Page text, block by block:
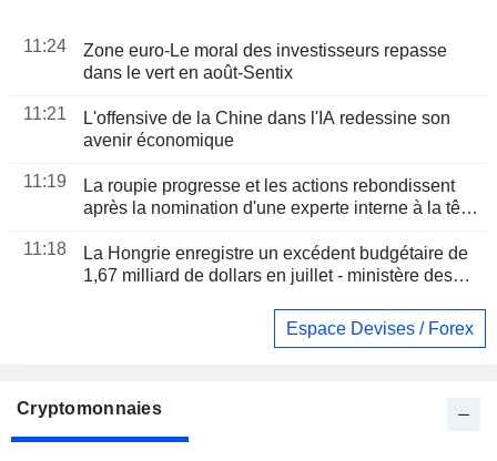
11:24
Zone euro-Le moral des investisseurs repasse
dans le vert en août-Sentix
11:21
L'offensive de la Chine dans l'IA redessine son
avenir économique
11:19
La roupie progresse et les actions rebondissent
après la nomination d'une experte interne à la tête
11:18
La Hongrie enregistre un excédent budgétaire de
1,67 milliard de dollars en juillet - ministère des
Espace Devises / Forex
Cryptomonnaies